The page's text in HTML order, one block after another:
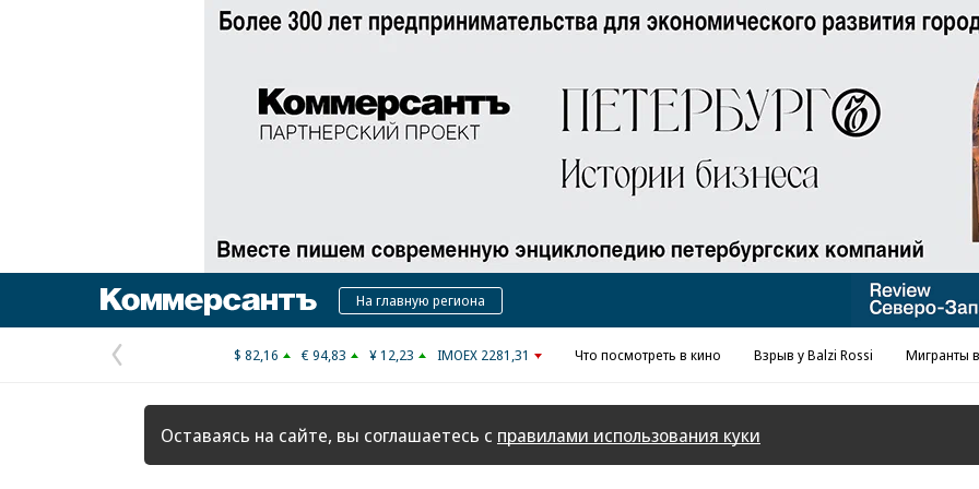
Реклама в «Ъ» www.kommersant.ru/ad
КоммерсантъНа главную региона
Предыдущая
страница
$ 82,16 € 94,83 ¥ 12,23 IMOEX 2281,31 Что посмотреть в кино Взрыв у Balzi Rossi Мигранты
Оставаясь на сайте, вы соглашаетесь с правилами использования куки